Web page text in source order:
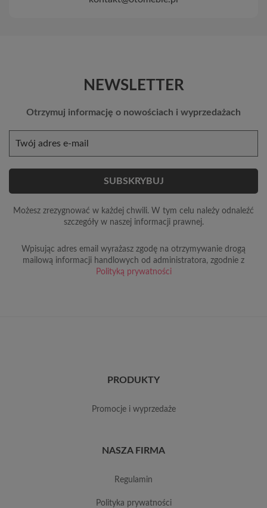
NEWSLETTER
Otrzymuj informację o nowościach i wyprzedażach
Możesz zrezygnować w każdej chwili. W tym celu należy odnaleźć
szczegóły w naszej informacji prawnej.
Wpisując adres email wyrażasz zgodę na otrzymywanie drogą
mailową informacji handlowych od administratora, zgodnie z
Polityką prywatności
PRODUKTY
promocje i wyprzedaże
NASZA FIRMA
regulamin
polityka prywatności